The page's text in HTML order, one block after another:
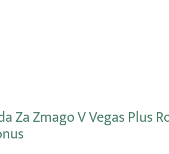
Za Zmago V Vegas Plus